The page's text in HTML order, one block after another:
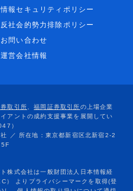
情報セキュリティポリシー
反社会的勢力排除ポリシー
お問い合わせ
運営会社情報